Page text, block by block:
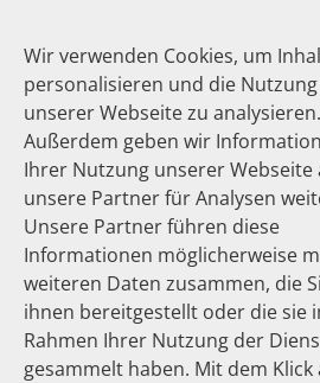
Homepage Publikationen Über die
Dr. Quinzler, Renate
Referentin für
Deutschen
Eschborn [bis 2010]
Wir verwenden Cookies, um
personalisieren und die Nutzung
unserer Webseite zu analysieren.
Außerdem geben wir
Ihrer Nutzung unserer Webseite
unsere Partner für Analysen
Unsere Partner führen diese
Informationen möglicherweise
weiteren Daten zusammen, die
ihnen bereitgestellt oder die sie
Rahmen Ihrer Nutzung der
gesammelt haben. Mit dem Klick